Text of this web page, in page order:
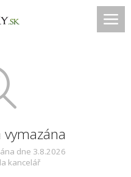
vymazána
dne 3.8.2026
kancelář